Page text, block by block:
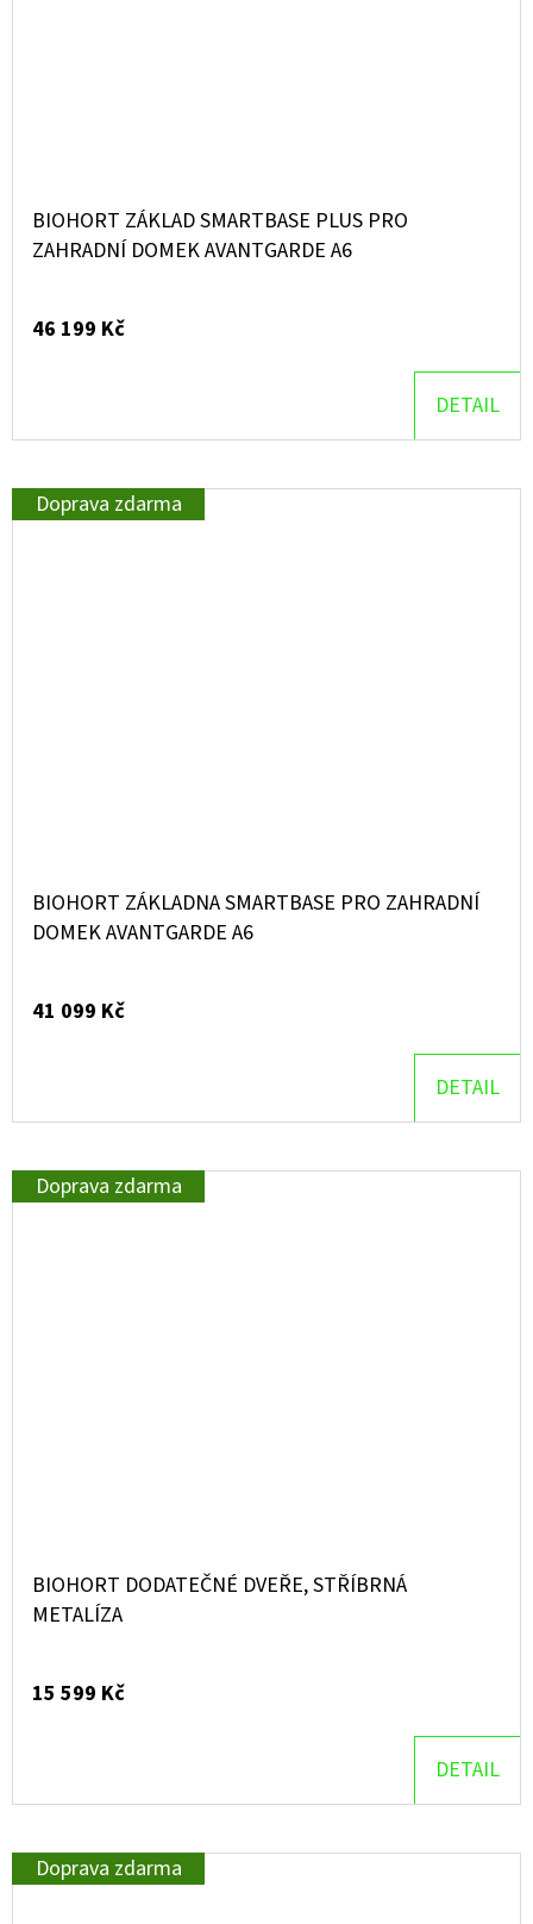
BIOHORT ZÁKLAD SMARTBASE PLUS PRO
ZAHRADNÍ DOMEK AVANTGARDE A6
46 199 Kč
DETAIL
Doprava zdarma
BIOHORT ZÁKLADNA SMARTBASE PRO ZAHRADNÍ
DOMEK AVANTGARDE A6
41 099 Kč
DETAIL
Doprava zdarma
BIOHORT DODATEČNÉ DVEŘE, STŘÍBRNÁ
METALÍZA
15 599 Kč
DETAIL
Doprava zdarma